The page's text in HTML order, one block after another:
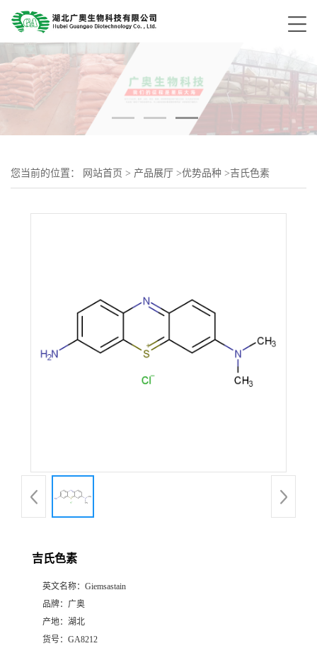
您当前的位置： 网站首页 > 产品展厅 >优势品种 >吉氏色素
吉氏色素
英文名称： Giemsastain
品牌： 广奥
产地： 湖北
货号： GA8212